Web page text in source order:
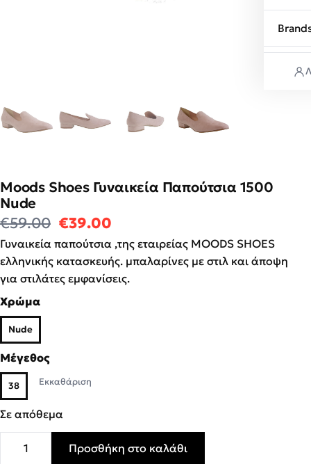
Moods Shoes Γυναικεία Παπούτσια 1500
Nude
€59.00 Original price was: €59.00.
€39.00
Γυναικεία παπούτσια ,της εταιρείας MOODS SHOES
ελληνικής κατασκευής. μπαλαρίνες με στιλ και άποψη
για στιλάτες εμφανίσεις.
Χρώμα
Nude
Μέγεθος
38 Εκκαθάριση
Σε απόθεμα
Moods Shoes Γυναικεία Παπούτσια 1500 Nude ποσότητα
Προσθήκη στο καλάθι